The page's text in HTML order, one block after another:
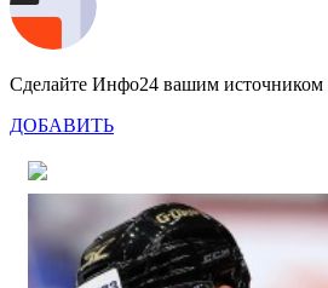
Сделайте Инфо24 вашим источником
ДОБАВИТЬ